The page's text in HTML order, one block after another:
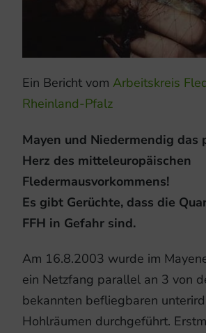
Ein Bericht vom Arbeitskreis
Rheinland-Pfalz
Mayen und Niedermendig das
Herz des mitteleuropäischen
Fledermausvorkommens!
Es gibt Gerüchte, dass die
FFH in Gefahr sind.
Am 16.8.2003 wurde im
ein Netzfang parallel an 3 von
bekannten befliegbaren
Hohlräumen durchgeführt.